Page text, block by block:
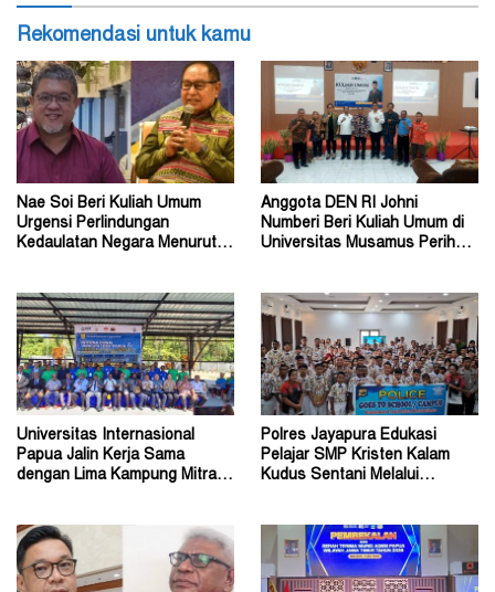
Rekomendasi untuk kamu
Nae Soi Beri Kuliah Umum
Urgensi Perlindungan
Kedaulatan Negara Menurut
Anggota DEN RI Johni
Numberi Beri Kuliah Umum di
Universitas Musamus Perihal
Universitas Internasional
Papua Jalin Kerja Sama
dengan Lima Kampung Mitra di
Polres Jayapura Edukasi
Pelajar SMP Kristen Kalam
Kudus Sentani Melalui